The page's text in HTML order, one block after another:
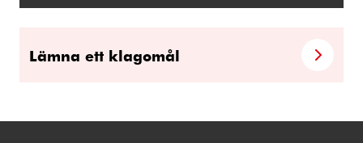
Lämna ett klagomål